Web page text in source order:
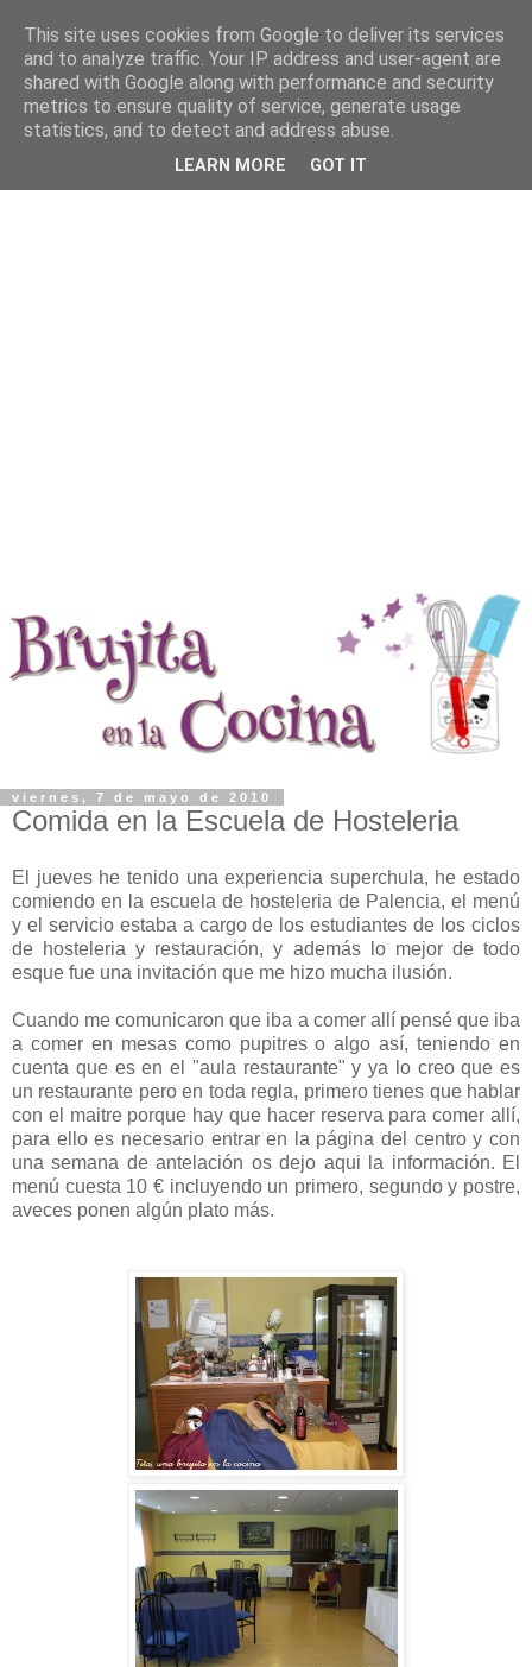
viernes, 7 de mayo de 2010
Comida en la Escuela de Hosteleria
El jueves he tenido una experiencia superchula, he estado
comiendo en la escuela de hosteleria de Palencia, el menú
y el servicio estaba a cargo de los estudiantes de los ciclos
de hosteleria y restauración, y además lo mejor de todo
esque fue una invitación que me hizo mucha ilusión.
Cuando me comunicaron que iba a comer allí pensé que iba
a comer en mesas como pupitres o algo así, teniendo en
cuenta que es en el "aula restaurante" y ya lo creo que es
un restaurante pero en toda regla, primero tienes que hablar
con el maitre porque hay que hacer reserva para comer allí,
para ello es necesario entrar en la página del centro y con
una semana de antelación os dejo aqui la información. El
menú cuesta 10 € incluyendo un primero, segundo y postre,
aveces ponen algún plato más.
This site uses cookies from Google to deliver its services
and to analyze traffic. Your IP address and user-agent are
shared with Google along with performance and security
metrics to ensure quality of service, generate usage
statistics, and to detect and address abuse.
LEARN MORE GOT IT